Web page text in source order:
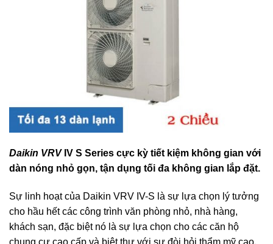
Daikin VRVIV S Series cực kỳ tiết kiệm không gian với
dàn nóng nhỏ gọn, tận dụng tối đa không gian lắp đặt.
Sự linh hoạt của Daikin VRV IV-S là sự lựa chọn lý tưởng
cho hầu hết các công trình văn phòng nhỏ, nhà hàng,
khách sạn, đặc biệt nó là sự lựa chọn cho các căn hộ
chung cư cao cấp và biệt thự với sự đòi hỏi thẩm mỹ cao.